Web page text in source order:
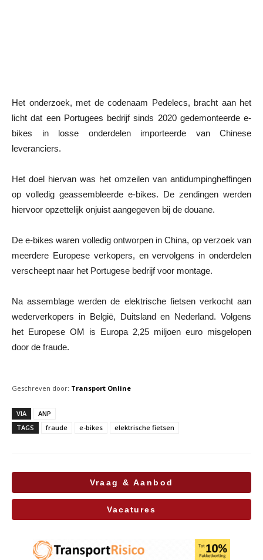
Het onderzoek, met de codenaam Pedelecs, bracht aan het
licht dat een Portugees bedrijf sinds 2020 gedemonteerde e-
bikes in losse onderdelen importeerde van Chinese
leveranciers.
Het doel hiervan was het omzeilen van antidumpingheffingen
op volledig geassembleerde e-bikes. De zendingen werden
hiervoor opzettelijk onjuist aangegeven bij de douane.
De e-bikes waren volledig ontworpen in China, op verzoek van
meerdere Europese verkopers, en vervolgens in onderdelen
verscheept naar het Portugese bedrijf voor montage.
Na assemblage werden de elektrische fietsen verkocht aan
wederverkopers in België, Duitsland en Nederland. Volgens
het Europese OM is Europa 2,25 miljoen euro misgelopen
door de fraude.
Geschreven door: Transport Online
VIA
ANP
TAGS
fraude e-bikes elektrische fietsen
Vraag & Aanbod
Vacatures